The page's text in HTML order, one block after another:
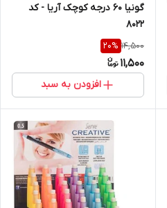
گونیا 60 درجه کوچک آریا - کد
8022
14,500
20%
11,500
افزودن به سبد